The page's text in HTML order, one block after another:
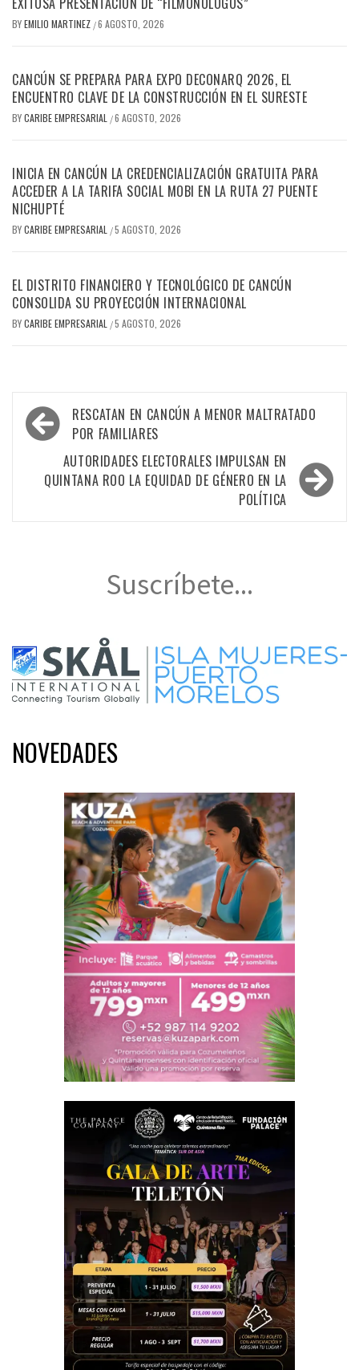
BYEMILIO MARTINEZ /6 AGOSTO, 2026
CANCÚN SE PREPARA PARA EXPO DECONARQ 2026, EL
ENCUENTRO CLAVE DE LA CONSTRUCCIÓN EN EL SURESTE
BYCARIBE EMPRESARIAL /6 AGOSTO, 2026
INICIA EN CANCÚN LA CREDENCIALIZACIÓN GRATUITA PARA
ACCEDER A LA TARIFA SOCIAL MOBI EN LA RUTA 27 PUENTE
NICHUPTÉ
BYCARIBE EMPRESARIAL /5 AGOSTO, 2026
EL DISTRITO FINANCIERO Y TECNOLÓGICO DE CANCÚN
CONSOLIDA SU PROYECCIÓN INTERNACIONAL
BYCARIBE EMPRESARIAL /5 AGOSTO, 2026
Navegación
de
entradas
RESCATAN EN CANCÚN A MENOR MALTRATADO
POR FAMILIARES
AUTORIDADES ELECTORALES IMPULSAN EN
QUINTANA ROO LA EQUIDAD DE GÉNERO EN LA
POLÍTICA
Suscríbete...
NOVEDADES